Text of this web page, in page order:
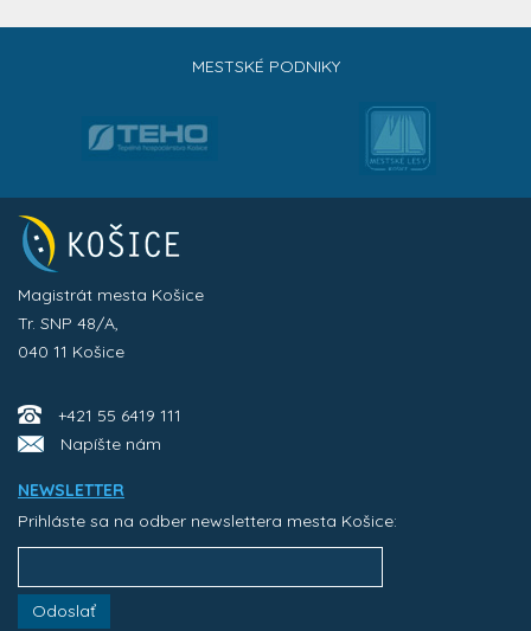
MESTSKÉ PODNIKY
Magistrát mesta Košice
Tr. SNP 48/A,
040 11 Košice
+421 55 6419 111
Napíšte nám
NEWSLETTER
Prihláste sa na odber newslettera mesta Košice:
Odoslať